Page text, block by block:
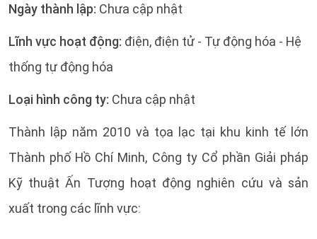
Ngày thành lập: Chưa cập nhật
Lĩnh vực hoạt động: điện, điện tử - Tự động hóa - Hệ
thống tự động hóa
Loại hình công ty: Chưa cập nhật
Thành lập năm 2010 và tọa lạc tại khu kinh tế lớn
Thành phố Hồ Chí Minh, Công ty Cổ phần Giải pháp
Kỹ thuật Ấn Tượng hoạt động nghiên cứu và sản
xuất trong các lĩnh vực: